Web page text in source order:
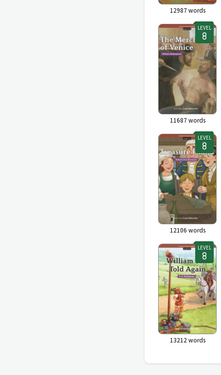
12987words
LEVEL
11687words
LEVEL
12106 words
LEVEL
13212 words